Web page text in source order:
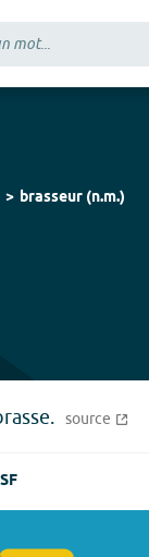
brasseur (n.m.)
source